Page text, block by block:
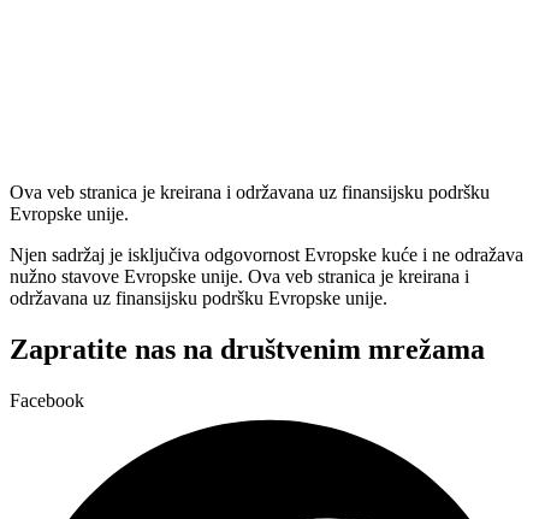
Ova veb stranica je kreirana i održavana uz finansijsku podršku
Evropske unije.
Njen sadržaj je isključiva odgovornost Evropske kuće i ne odražava
nužno stavove Evropske unije. Ova veb stranica je kreirana i
održavana uz finansijsku podršku Evropske unije.
Zapratite nas na društvenim mrežama
Facebook